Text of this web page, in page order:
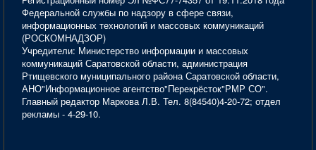
Федеральной службы по надзору в сфере связи,
информационных технологий и массовых коммуникаций
(РОСКОМНАДЗОР)
Учредители: Министерство информации и массовых
коммуникаций Саратовской области, администрация
Ртищевского муниципального района Саратовской области,
АНО"Информационное агентство"Перекрёсток"РМР СО".
Главный редактор Маркова Л.В. Тел. 8(84540)4-20-72; отдел
рекламы - 4-29-10.